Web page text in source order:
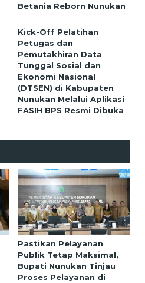
Betania Reborn Nunukan
Kick-Off Pelatihan
Petugas dan
Pemutakhiran Data
Tunggal Sosial dan
Ekonomi Nasional
(DTSEN) di Kabupaten
Nunukan Melalui Aplikasi
FASIH BPS Resmi Dibuka
Pastikan Pelayanan
Publik Tetap Maksimal,
Bupati Nunukan Tinjau
Proses Pelayanan di